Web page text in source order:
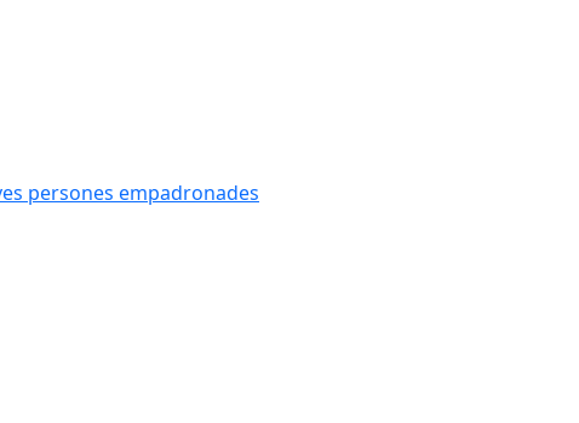
persones empadronades